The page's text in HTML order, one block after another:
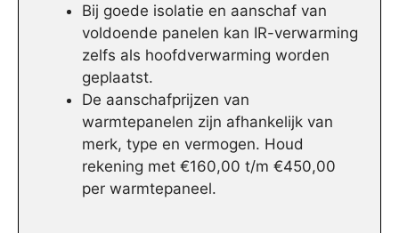
Bij goede isolatie en aanschaf van
voldoende panelen kan IR-verwarming
zelfs als hoofdverwarming worden
geplaatst.
De aanschafprijzen van
warmtepanelen zijn afhankelijk van
merk, type en vermogen. Houd
rekening met €160,00 t/m €450,00
per warmtepaneel.